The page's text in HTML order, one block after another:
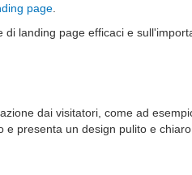
page
landing page efficaci e
dai visitatori, come ad
presenta un design pulito e chiaro.